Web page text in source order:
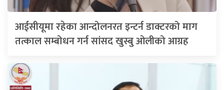
आईसीयूमा रहेका आन्दोलनरत इन्टर्न डाक्टरको माग
तत्काल सम्बोधन गर्न सांसद खुस्बु ओलीको आग्रह